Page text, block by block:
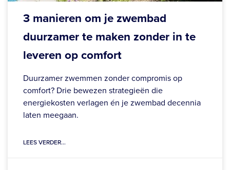
3 manieren om je zwembad
duurzamer te maken zonder in te
leveren op comfort
Duurzamer zwemmen zonder compromis op
comfort? Drie bewezen strategieën die
energiekosten verlagen én je zwembad decennia
laten meegaan.
LEES VERDER...